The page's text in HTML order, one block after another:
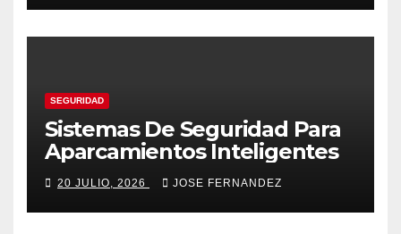
SEGURIDAD
Sistemas De Seguridad Para
Aparcamientos Inteligentes
20 JULIO, 2026 JOSE FERNANDEZ